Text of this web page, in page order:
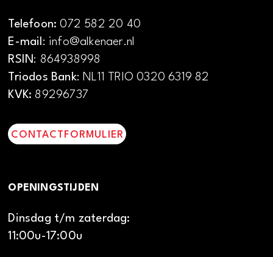
Telefoon:072 582 20 40
E-mail: info@alkenaer.nl
RSIN: 864938998
Triodos Bank: NL11 TRIO 0320 6319 82
KVK: 89296737
CONTACTFORMULIER
OPENINGSTIJDEN
Dinsdag t/m zaterdag:
11:00u-17:00u